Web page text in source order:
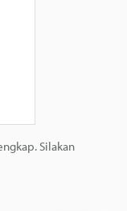
Silakan